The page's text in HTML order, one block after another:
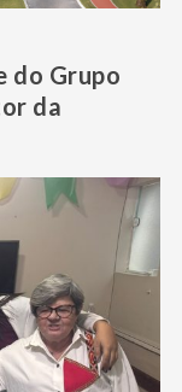
do Grupo
da